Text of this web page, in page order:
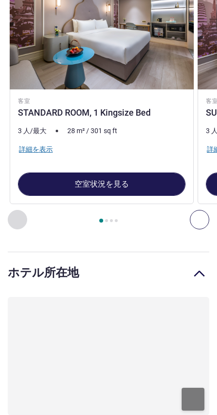
前に戻る - 客室 次
4ページ中 , 客室 1 : STANDARD ROOM, 1 Kingsize
客室
STANDARD ROOM, 1 Kingsize Bed
3 人/最大 28 m²/301 sq ft
詳細を表示
空室状況を見る
客
3
詳
ホテル所在地